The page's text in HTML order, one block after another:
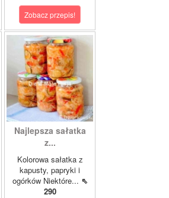
Zobacz przepis!
Najlepsza sałatka
z...
Kolorowa sałatka z
kapusty, papryki i
ogórków Niektóre... ⇖
290